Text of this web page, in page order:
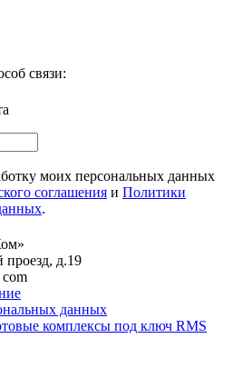
связи:
моих персональных данных
соглашения и Политики
.
проезд, д.19
данных
комплексы под ключ RMS